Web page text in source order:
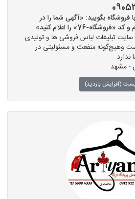
فروشگاه بگویید: «آگهی شما را در
76» را اعلام کنید»
تبلیغات لباس فروشی ها و تولیدی
وهیچ‌گونه منفعت و مسئولیتی در
- مشهد
(افزایش بازدید)